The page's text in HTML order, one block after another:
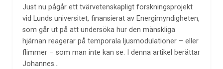
Just nu pågår ett tvärvetenskapligt forskningsprojekt
vid Lunds universitet, finansierat av Energimyndigheten,
som går ut på att undersöka hur den mänskliga
hjärnan reagerar på temporala ljusmodulationer – eller
flimmer – som man inte kan se. I denna artikel berättar
Johannes…